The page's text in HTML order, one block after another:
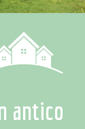
antico